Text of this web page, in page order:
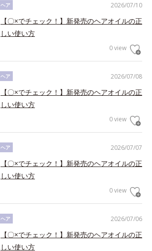
2026/07/10
ヘア
【〇×でチェック！】新発売のヘアオイルの正
しい使い方
0 view
2026/07/08
ヘア
【〇×でチェック！】新発売のヘアオイルの正
しい使い方
0 view
2026/07/07
ヘア
【〇×でチェック！】新発売のヘアオイルの正
しい使い方
0 view
2026/07/06
ヘア
【〇×でチェック！】新発売のヘアオイルの正
しい使い方